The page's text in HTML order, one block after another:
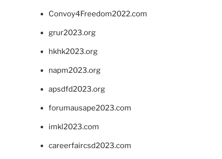
Convoy4Freedom2022.com
grur2023.org
hkhk2023.org
napm2023.org
apsdfd2023.org
forumausape2023.com
imkl2023.com
careerfaircsd2023.com